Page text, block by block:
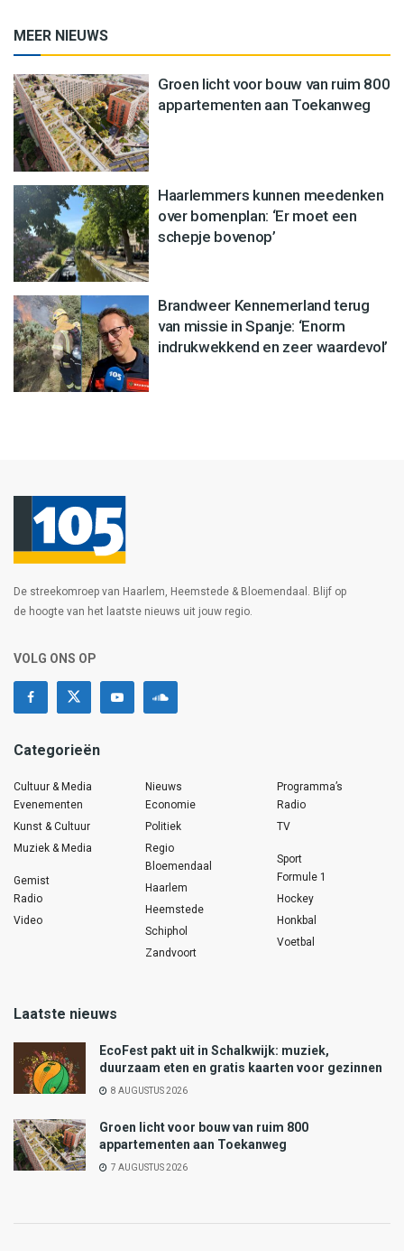
MEER NIEUWS
Groen licht voor bouw van ruim 800
appartementen aan Toekanweg
Haarlemmers kunnen meedenken
over bomenplan: ‘Er moet een
schepje bovenop’
Brandweer Kennemerland terug
van missie in Spanje: ‘Enorm
indrukwekkend en zeer waardevol’
De streekomroep van Haarlem, Heemstede & Bloemendaal. Blijf op
de hoogte van het laatste nieuws uit jouw regio.
VOLG ONS OP
Categorieën
Cultuur & Media
Evenementen
Kunst & Cultuur
Muziek & Media
Gemist
Radio
Video
Nieuws
Economie
Politiek
Regio
Bloemendaal
Haarlem
Heemstede
Schiphol
Zandvoort
Programma’s
Radio
TV
Sport
Formule 1
Hockey
Honkbal
Voetbal
Laatste nieuws
EcoFest pakt uit in Schalkwijk: muziek,
duurzaam eten en gratis kaarten voor gezinnen
8 AUGUSTUS 2026
Groen licht voor bouw van ruim 800
appartementen aan Toekanweg
7 AUGUSTUS 2026